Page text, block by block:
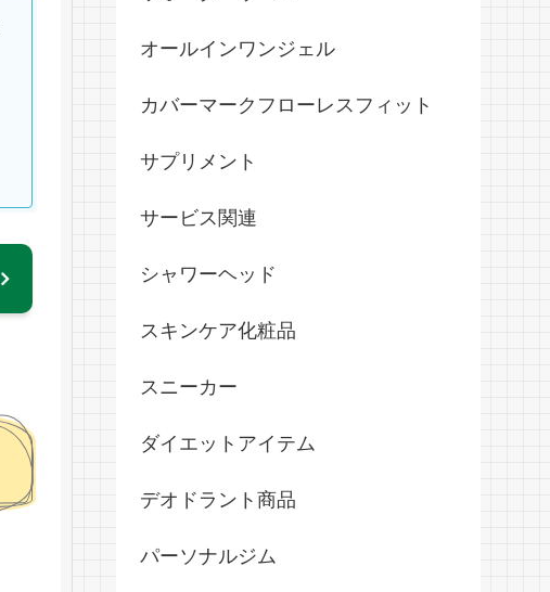
オールインワンジェル
カバーマークフローレスフィット
サプリメント
サービス関連
シャワーヘッド
スキンケア化粧品
スニーカー
ダイエットアイテム
デオドラント商品
パーソナルジム